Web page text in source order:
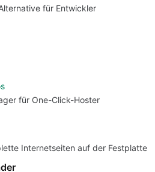
für Entwickler
für One-Click-Hoster
Internetseiten auf der Festplatte